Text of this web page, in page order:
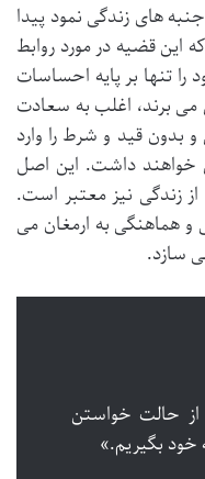
های زندگی نمود پیدا
قضیه در مورد روابط
تنها بر پایه احساسات
می برند، اغلب به سعادت
بدون قید و شرط را وارد
خواهند داشت. این اصل
زندگی نیز معتبر است.
و هماهنگی به ارمغان می
سازد.
حالت خواستن
خود بگیریم.»